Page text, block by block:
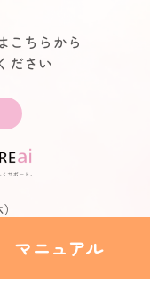
マニュアル
こちらから
ださい